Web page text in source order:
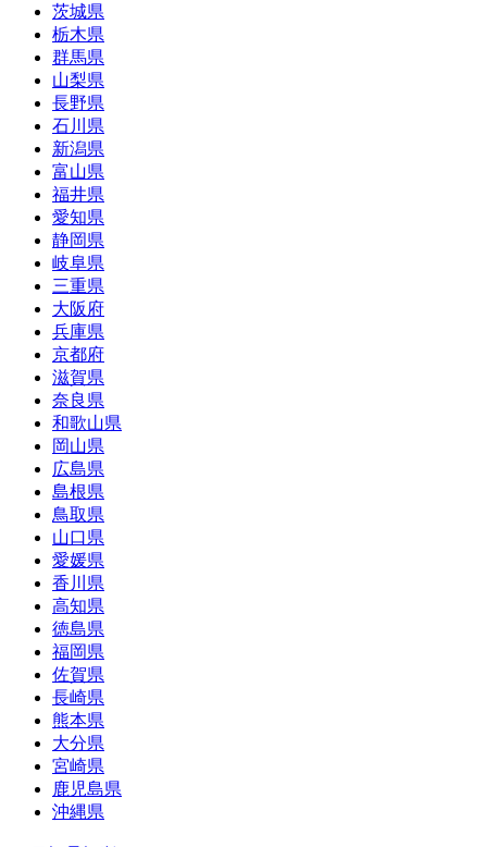
茨城県
栃木県
群馬県
山梨県
長野県
石川県
新潟県
富山県
福井県
愛知県
静岡県
岐阜県
三重県
大阪府
兵庫県
京都府
滋賀県
奈良県
和歌山県
岡山県
広島県
島根県
鳥取県
山口県
愛媛県
香川県
高知県
徳島県
福岡県
佐賀県
長崎県
熊本県
大分県
宮崎県
鹿児島県
沖縄県